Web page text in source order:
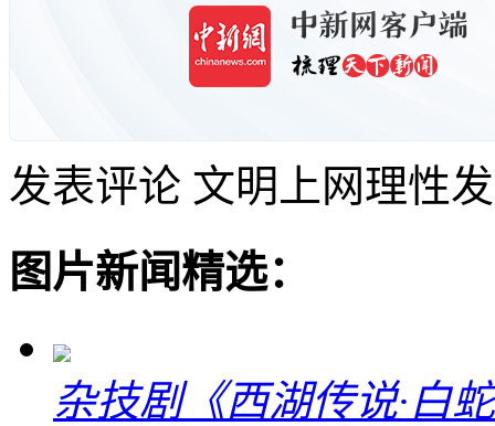
发表评论 文明上网理性
图片新闻精选：
杂技剧《西湖传说·白